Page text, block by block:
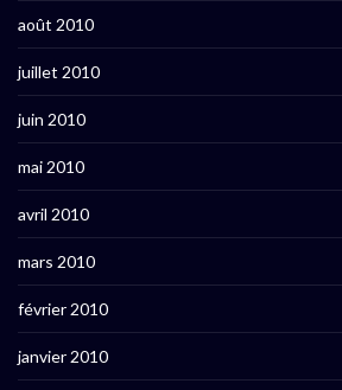
août 2010
juillet 2010
juin 2010
mai 2010
avril 2010
mars 2010
février 2010
janvier 2010